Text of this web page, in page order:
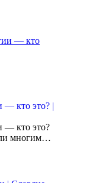
— кто это? |
— кто это?
многим…